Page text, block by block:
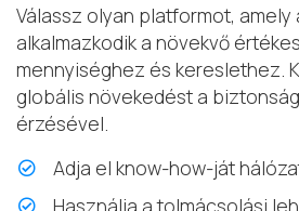
Válassz olyan platformot, amely
alkalmazkodik a növekvő
mennyiséghez és kereslethez.
globális növekedést a
érzésével.
Adja el know-how-ját
Használja a tolmácsolási